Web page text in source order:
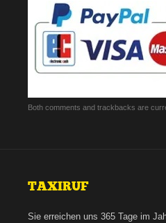
Both comments and trackbacks are
TAXIRUF
Sie erreichen uns 365 Tage im